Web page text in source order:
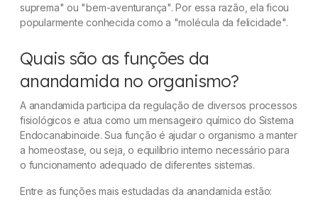
suprema" ou "bem-aventurança". Por essa razão, ela ficou
popularmente conhecida como a "molécula da felicidade".
Quais são as funções da
anandamida no organismo?
A anandamida participa da regulação de diversos processos
fisiológicos e atua como um mensageiro químico do Sistema
Endocanabinoide. Sua função é ajudar o organismo a manter
a homeostase, ou seja, o equilíbrio interno necessário para
o funcionamento adequado de diferentes sistemas.
Entre as funções mais estudadas da anandamida estão: